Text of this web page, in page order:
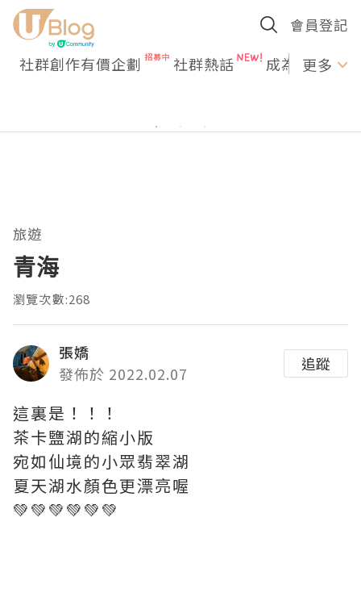
會員登記
社群創作有價企劃 社群熱話 成為U更多
旅遊
青海
瀏覽次數:268
張嬌
發佈於 2022.02.07
追蹤
這裏是！！！
茶卡鹽湖的縮小版
宛如仙境的小眾翡翠湖
夏天湖水顏色更漂亮喔
💚💚💚💚💚💚